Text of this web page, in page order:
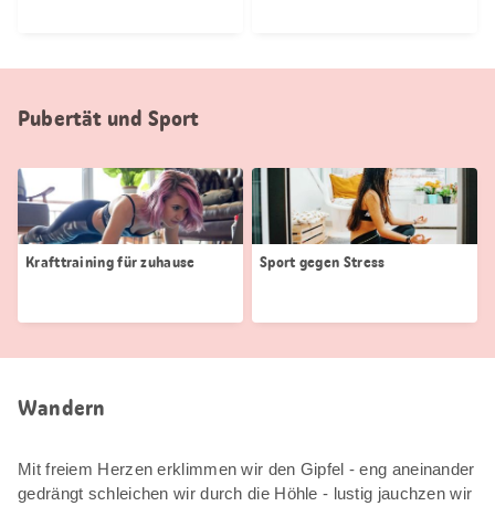
Pubertät und Sport
Krafttraining für zuhause Sport gegen Stress
Wandern
Mit freiem Herzen erklimmen wir den Gipfel - eng aneinander
gedrängt schleichen wir durch die Höhle - lustig jauchzen wir